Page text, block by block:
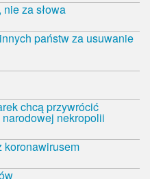
za słowa
państw za usuwanie
chcą przywrócić
nekropolii
koronawirusem